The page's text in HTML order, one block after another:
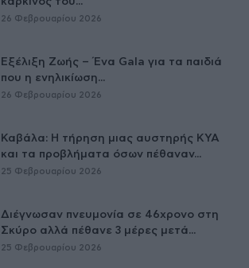
26 Φεβρουαρίου 2026
Εξέλιξη Ζωής – Ένα Gala για τα παιδιά
που η ενηλικίωση...
26 Φεβρουαρίου 2026
Καβάλα: Η τήρηση μιας αυστηρής ΚΥΑ
και τα προβλήματα όσων πέθαναν...
25 Φεβρουαρίου 2026
Διέγνωσαν πνευμονία σε 46χρονο στη
Σκύρο αλλά πέθανε 3 μέρες μετά...
25 Φεβρουαρίου 2026